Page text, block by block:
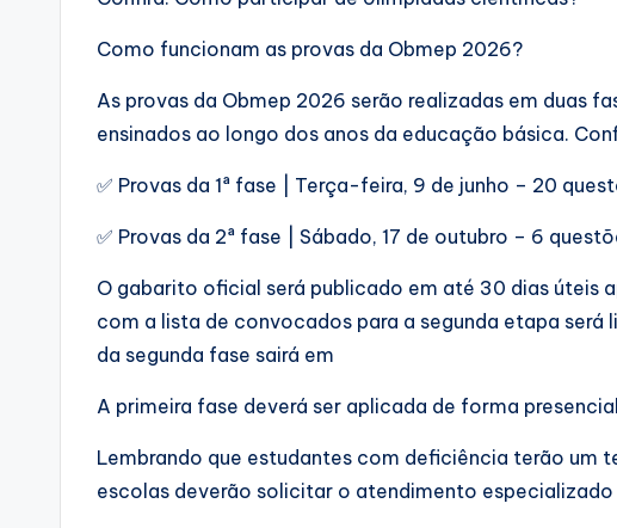
Como funcionam as provas da Obmep 2026?
As provas da Obmep 2026 serão realizadas em duas
ensinados ao longo dos anos da educação básica.
✅ Provas da 1ª fase | Terça-feira, 9 de junho – 20
✅ Provas da 2ª fase | Sábado, 17 de outubro – 6
O gabarito oficial será publicado em até 30 dias úteis
com a lista de convocados para a segunda etapa
da segunda fase sairá em
A primeira fase deverá ser aplicada de forma
Lembrando que estudantes com deficiência terão um
escolas deverão solicitar o atendimento especializado